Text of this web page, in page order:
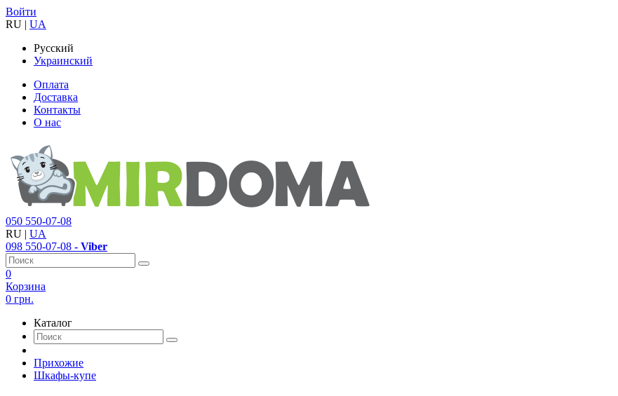
Войти
RU | UA
Русский
Украинский
Оплата
Доставка
Контакты
О нас
050 550-07-08
RU | UA
098 550-07-08 - Viber
0
Корзина
0 грн.
Каталог
Прихожие
Шкафы-купе